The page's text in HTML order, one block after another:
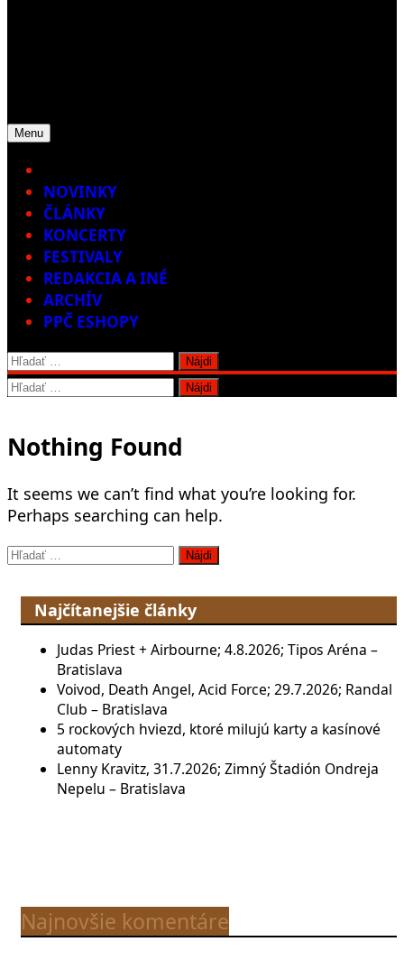
Menu
NOVINKY
ČLÁNKY
KONCERTY
FESTIVALY
REDAKCIA A INÉ
ARCHÍV
PPČ ESHOPY
Hľadať:
Hľadať:
Nothing Found
It seems we can’t find what you’re looking for.
Perhaps searching can help.
Hľadať:
Najčítanejšie články
Judas Priest + Airbourne; 4.8.2026; Tipos Aréna –
Bratislava
Voivod, Death Angel, Acid Force; 29.7.2026; Randal
Club – Bratislava
5 rockových hviezd, ktoré milujú karty a kasínové
automaty
Lenny Kravitz, 31.7.2026; Zimný Štadión Ondreja
Nepelu – Bratislava
Najnovšie komentáre